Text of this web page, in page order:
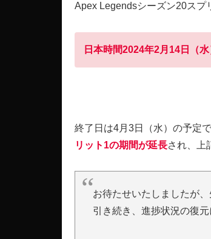
Apex Legendsシーズン20スプ
日本時間2024年2月14日（
終了日は4月3日（水）の予定
リット1の期間が延長され、上
お待たせいたしましたが
引き続き、進捗状況の復